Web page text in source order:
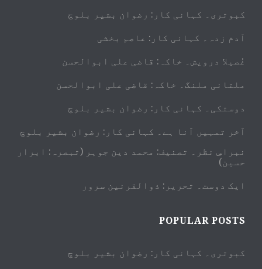
کبوتری۔ کہانی کار: رضوان بشیر بلوچ
آدم زدہ۔ کہانی کار: عاصم بخشی
غُصیلا درویش۔ خاکہ: قاضی علی ابوالحسن
ملتانی ملنگ۔ خاکہ: قاضی علی ابوالحسن
دوستکی۔ کہانی کار: رضوان بشیر بلوچ
آخر تمہیں آنا ہے۔ کہانی کار: رضوان بشیر بلوچ
نبراسِ نظر۔ تصنیف: محمد دین جوہر (تبصرہ: ابرار
حسین)
ایک دوست۔ تحریر: ذوالقرنین سرور
POPULAR POSTS
کبوتری۔ کہانی کار: رضوان بشیر بلوچ